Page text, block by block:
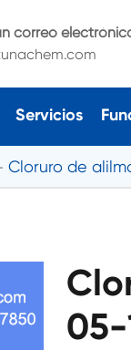
correo
Servicios
Cloruro de